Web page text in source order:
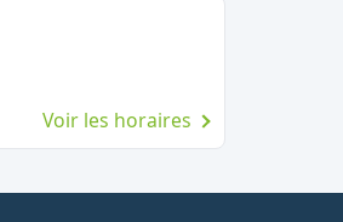
Voir les horaires